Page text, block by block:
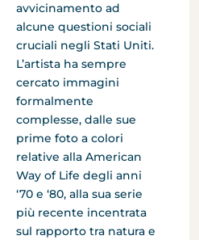
avvicinamento ad
alcune questioni sociali
cruciali negli Stati Uniti.
L’artista ha sempre
cercato immagini
formalmente
complesse, dalle sue
prime foto a colori
relative alla American
Way of Life degli anni
‘70 e ‘80, alla sua serie
più recente incentrata
sul rapporto tra natura e